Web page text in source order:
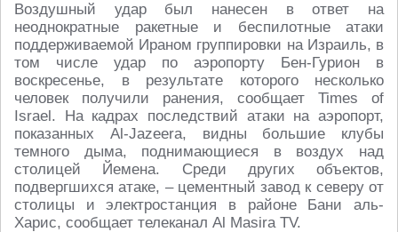
Воздушный удар был нанесен в ответ на
неоднократные ракетные и беспилотные атаки
поддерживаемой Ираном группировки на Израиль, в
том числе удар по аэропорту Бен-Гурион в
воскресенье, в результате которого несколько
человек получили ранения, сообщает Times of
Israel. На кадрах последствий атаки на аэропорт,
показанных Al-Jazeera, видны большие клубы
темного дыма, поднимающиеся в воздух над
столицей Йемена. Среди других объектов,
подвергшихся атаке, – цементный завод к северу от
столицы и электростанция в районе Бани аль-
Харис, сообщает телеканал Al Masira TV.